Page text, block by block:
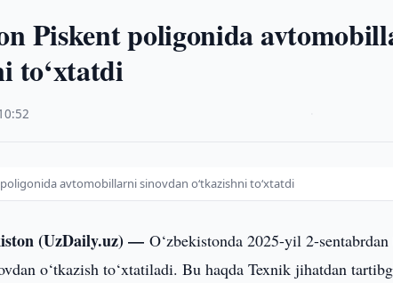
Piskent poligonida
to‘xtatdi
avtomobillarni sinovdan o‘tkazishni to‘xtatdi
(UzDaily.uz) —O‘zbekistonda 2025-yil 2-
o‘tkazish to‘xtatiladi. Bu haqda Texnik jihatdan